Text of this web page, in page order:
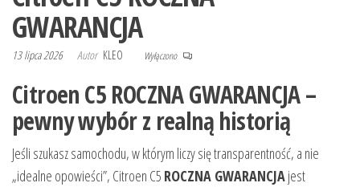
GWARANCJA
13 lipca 2026 Autor KLEO Wyłączono
Citroen C5 ROCZNA GWARANCJA –
pewny wybór z realną historią
Jeśli szukasz samochodu, w którym liczy się transparentność, a nie
„idealne opowieści”, Citroen C5 ROCZNA GWARANCJAjest